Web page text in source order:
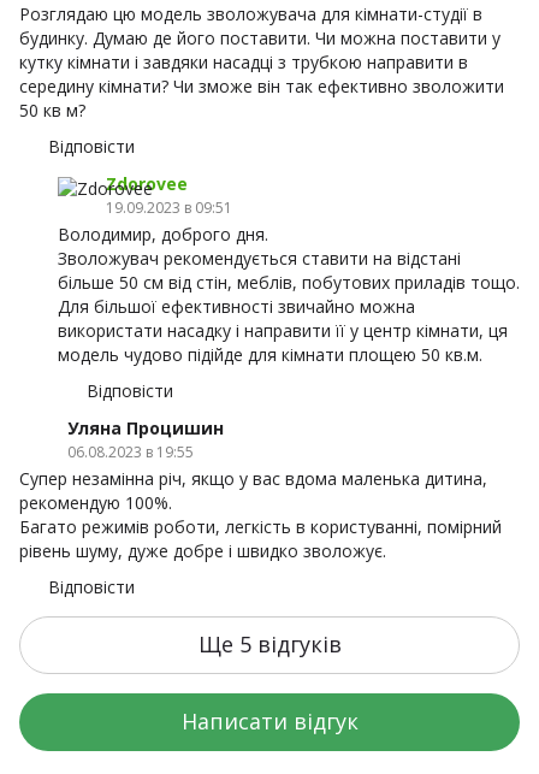
Розглядаю цю модель зволожувача для кімнати-студії в
будинку. Думаю де його поставити. Чи можна поставити у
кутку кімнати і завдяки насадці з трубкою направити в
середину кімнати? Чи зможе він так ефективно зволожити
50 кв м?
Відповісти
Zdorovee
19.09.2023 в 09:51
Володимир, доброго дня.
Зволожувач рекомендується ставити на відстані
більше 50 см від стін, меблів, побутових приладів тощо.
Для більшої ефективності звичайно можна
використати насадку і направити її у центр кімнати, ця
модель чудово підійде для кімнати площею 50 кв.м.
Відповісти
Уляна Процишин
06.08.2023 в 19:55
Супер незамінна річ, якщо у вас вдома маленька дитина,
рекомендую 100%.
Багато режимів роботи, легкість в користуванні, помірний
рівень шуму, дуже добре і швидко зволожує.
Відповісти
Ще 5 відгуків
Написати відгук